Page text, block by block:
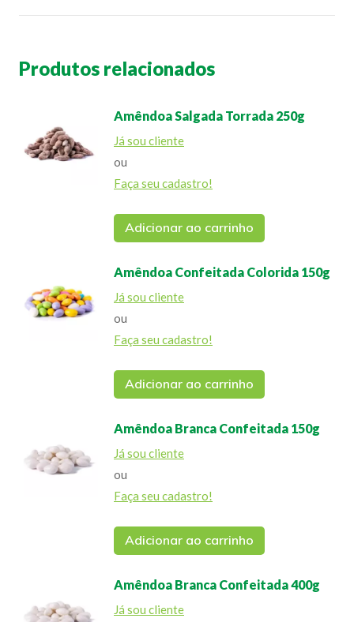
Produtos relacionados
Amêndoa Salgada Torrada 250g
Já sou cliente
ou
Faça seu cadastro!
Adicionar ao carrinho
Amêndoa Confeitada Colorida 150g
Já sou cliente
ou
Faça seu cadastro!
Adicionar ao carrinho
Amêndoa Branca Confeitada 150g
Já sou cliente
ou
Faça seu cadastro!
Adicionar ao carrinho
Amêndoa Branca Confeitada 400g
Já sou cliente